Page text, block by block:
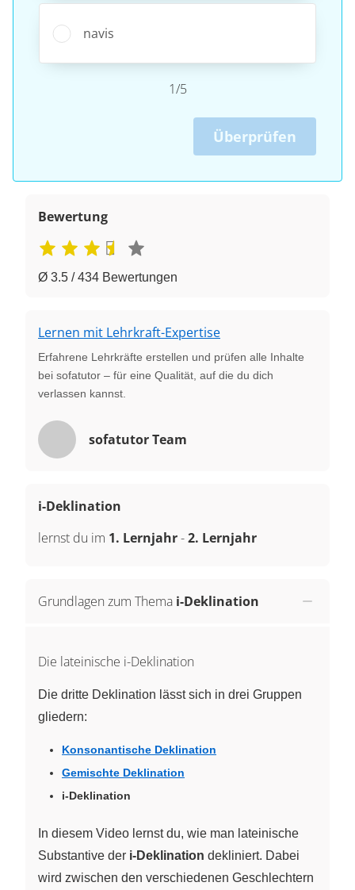
navis
1/5
Überprüfen
Bewertung
Ø 3.5 / 434 Bewertungen
Lernen mit Lehrkraft-Expertise
Erfahrene Lehrkräfte erstellen und prüfen alle Inhalte
bei sofatutor – für eine Qualität, auf die du dich
verlassen kannst.
sofatutor Team
i-Deklination
lernst du im 1. Lernjahr-2. Lernjahr
Grundlagen zum Thema i-Deklination
Die lateinische i-Deklination
Die dritte Deklination lässt sich in drei Gruppen
gliedern:
Konsonantische Deklination
Gemischte Deklination
i-Deklination
In diesem Video lernst du, wie man lateinische
Substantive der i-Deklination dekliniert. Dabei
wird zwischen den verschiedenen Geschlechtern